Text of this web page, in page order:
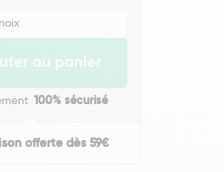
au panier
100% sécurisé
offerte dès 59€